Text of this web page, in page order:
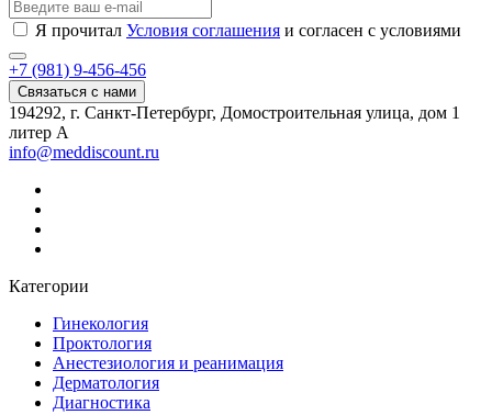
Я прочитал Условия соглашения и согласен с условиями
+7 (981) 9-456-456
Связаться с нами
194292, г. Санкт-Петербург, Домостроительная улица, дом 1
литер А
info@meddiscount.ru
Категории
Гинекология
Проктология
Анестезиология и реанимация
Дерматология
Диагностика